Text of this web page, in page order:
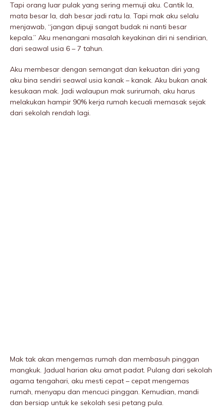
Tapi orang luar pulak yang sering memuji aku. Cantik la,
mata besar la, dah besar jadi ratu la. Tapi mak aku selalu
menjawab, “jangan dipuji sangat budak ni nanti besar
kepala.” Aku menangani masalah keyakinan diri ni sendirian,
dari seawal usia 6 – 7 tahun.
Aku membesar dengan semangat dan kekuatan diri yang
aku bina sendiri seawal usia kanak – kanak. Aku bukan anak
kesukaan mak. Jadi walaupun mak surirumah, aku harus
melakukan hampir 90% kerja rumah kecuali memasak sejak
dari sekolah rendah lagi.
Mak tak akan mengemas rumah dan membasuh pinggan
mangkuk. Jadual harian aku amat padat. Pulang dari sekolah
agama tengahari, aku mesti cepat – cepat mengemas
rumah, menyapu dan mencuci pinggan. Kemudian, mandi
dan bersiap untuk ke sekolah sesi petang pula.